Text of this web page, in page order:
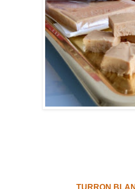
TURRON